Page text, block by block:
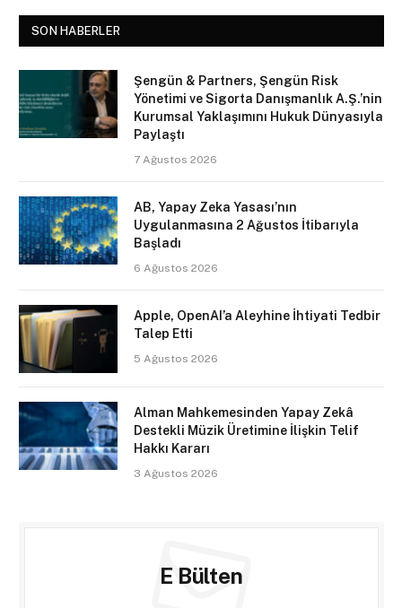
SON HABERLER
Şengün & Partners, Şengün Risk
Yönetimi ve Sigorta Danışmanlık A.Ş.’nin
Kurumsal Yaklaşımını Hukuk Dünyasıyla
Paylaştı
7 Ağustos 2026
AB, Yapay Zeka Yasası’nın
Uygulanmasına 2 Ağustos İtibarıyla
Başladı
6 Ağustos 2026
Apple, OpenAI’a Aleyhine İhtiyati Tedbir
Talep Etti
5 Ağustos 2026
Alman Mahkemesinden Yapay Zekâ
Destekli Müzik Üretimine İlişkin Telif
Hakkı Kararı
3 Ağustos 2026
E Bülten